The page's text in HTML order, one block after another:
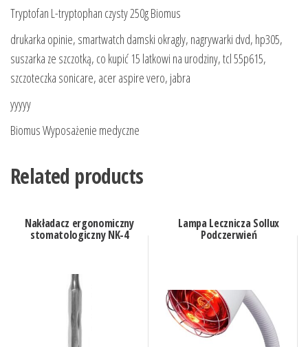
Tryptofan L-tryptophan czysty 250g Biomus
drukarka opinie, smartwatch damski okragly, nagrywarki dvd, hp305,
suszarka ze szczotką, co kupić 15 latkowi na urodziny, tcl 55p615,
szczoteczka sonicare, acer aspire vero, jabra
yyyyy
Biomus Wyposażenie medyczne
Related products
Nakładacz ergonomiczny
stomatologiczny NK-4
Lampa Lecznicza Sollux
Podczerwień